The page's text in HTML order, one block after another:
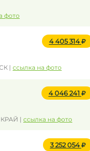
фото
4 405 314
| ссылка на фото
4 046 241
| ссылка на фото
3 252 054